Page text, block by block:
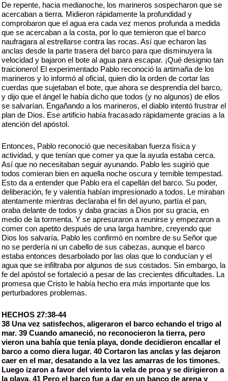
De repente, hacia medianoche, los marineros sospecharon que se
acercaban a tierra. Midieron rápidamente la profundidad y
comprobaron que el agua era cada vez menos profunda a medida
que se acercaban a la costa, por lo que temieron que el barco
naufragara al estrellarse contra las rocas. Así que echaron las
anclas desde la parte trasera del barco para que disminuyera la
velocidad y bajaron el bote al agua para escapar. ¡Qué designio tan
traicionero! El experimentado Pablo reconoció la artimaña de los
marineros y lo informó al oficial, quien dio la orden de cortar las
cuerdas que sujetaban el bote, que ahora se desprendía del barco,
y dijo que el ángel le había dicho que todos (y no algunos) de ellos
se salvarían. Engañando a los marineros, el diablo intentó frustrar el
plan de Dios. Ese artificio había fracasado rápidamente gracias a la
atención del apóstol.
Entonces, Pablo reconoció que necesitaban fuerza física y
actividad, y que tenían que comer ya que la ayuda estaba cerca.
Así que no necesitaban seguir ayunando. Pablo les sugirió que
todos comieran bien en aquella noche oscura y temible tempestad.
Esto da a entender que Pablo era el capellán del barco. Su poder,
deliberación, fe y valentía habían impresionado a todos. Le miraban
atentamente mientras declaraba el fin del ayuno, partía el pan,
oraba delante de todos y daba gracias a Dios por su gracia, en
medio de la tormenta. Y se apresuraron a reunirse y empezaron a
comer con apetito después de una larga hambre, creyendo que
Dios los salvaría. Pablo les confirmó en nombre de su Señor que
no se perdería ni un cabello de sus cabezas, aunque el barco
estaba entonces desarbolado por las olas que lo conducían y el
agua que se infiltraba por algunos de sus costados. Sin embargo, la
fe del apóstol se fortaleció a pesar de las crecientes dificultades. La
promesa que Cristo le había hecho era más importante que los
perturbadores problemas.
HECHOS 27:38-44
38 Una vez satisfechos, aligeraron el barco echando el trigo al
mar. 39 Cuando amaneció, no reconocieron la tierra, pero
vieron una bahía que tenía playa, donde decidieron encallar el
barco a como diera lugar. 40 Cortaron las anclas y las dejaron
caer en el mar, desatando a la vez las amarras de los timones.
Luego izaron a favor del viento la vela de proa y se dirigieron a
la playa. 41 Pero el barco fue a dar en un banco de arena y